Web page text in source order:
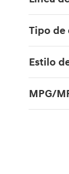
Tipo
Estilo
MPG/